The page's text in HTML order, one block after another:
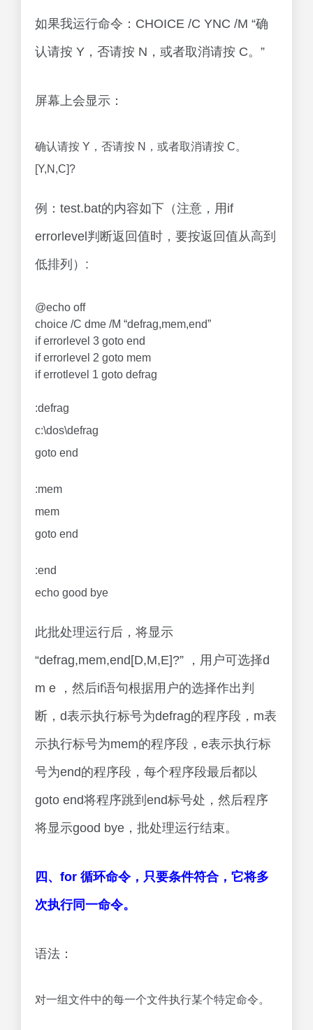
如果我运行命令：CHOICE /C YNC /M “确
认请按 Y，否请按 N，或者取消请按 C。”
屏幕上会显示：
确认请按 Y，否请按 N，或者取消请按 C。
[Y,N,C]?
例：test.bat的内容如下（注意，用if
errorlevel判断返回值时，要按返回值从高到
低排列）:
@echo off
choice /C dme /M “defrag,mem,end”
if errorlevel 3 goto end
if errorlevel 2 goto mem
if errotlevel 1 goto defrag
:defrag
c:\dos\defrag
goto end
:mem
mem
goto end
:end
echo good bye
此批处理运行后，将显示
“defrag,mem,end[D,M,E]?” ，用户可选择d
m e ，然后if语句根据用户的选择作出判
断，d表示执行标号为defrag的程序段，m表
示执行标号为mem的程序段，e表示执行标
号为end的程序段，每个程序段最后都以
goto end将程序跳到end标号处，然后程序
将显示good bye，批处理运行结束。
四、for 循环命令，只要条件符合，它将多
次执行同一命令。
语法：
对一组文件中的每一个文件执行某个特定命令。